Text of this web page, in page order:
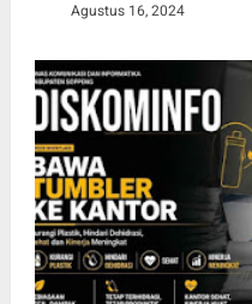
Agustus 16, 2024